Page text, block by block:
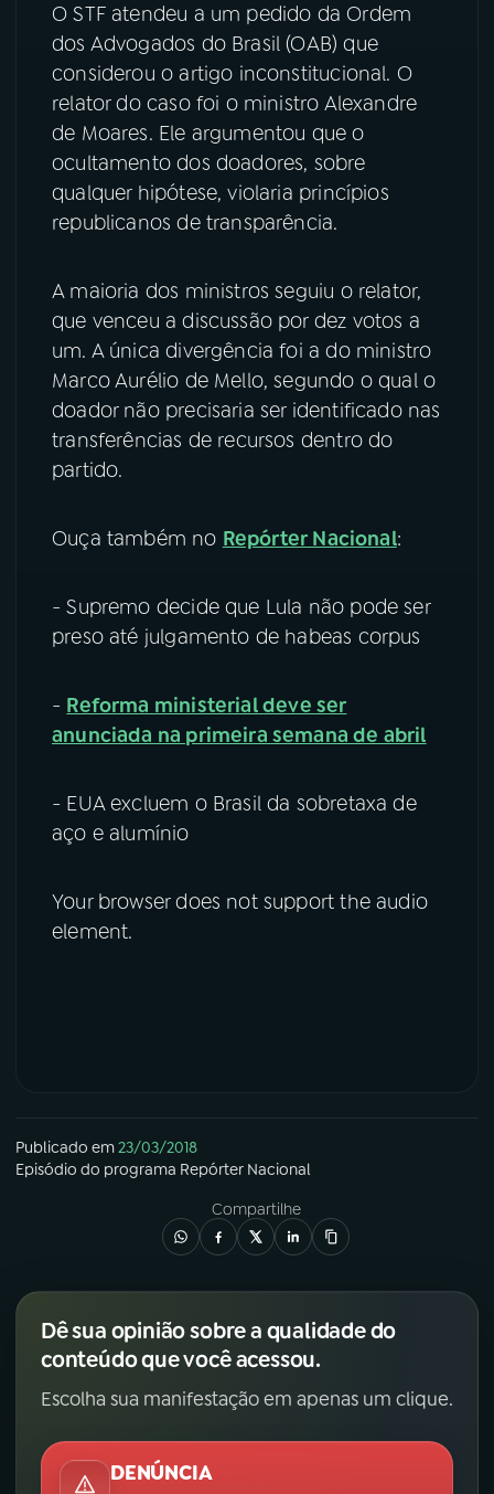
O STF atendeu a um pedido da Ordem
dos Advogados do Brasil (OAB) que
considerou o artigo inconstitucional. O
relator do caso foi o ministro Alexandre
de Moares. Ele argumentou que o
ocultamento dos doadores, sobre
qualquer hipótese, violaria princípios
republicanos de transparência.
A maioria dos ministros seguiu o relator,
que venceu a discussão por dez votos a
um. A única divergência foi a do ministro
Marco Aurélio de Mello, segundo o qual o
doador não precisaria ser identificado nas
transferências de recursos dentro do
partido.
Ouça também no Repórter Nacional:
- Supremo decide que Lula não pode ser
preso até julgamento de habeas corpus
- Reforma ministerial deve ser
anunciada na primeira semana de abril
- EUA excluem o Brasil da sobretaxa de
aço e alumínio
Your browser does not support the audio
element.
Publicado em23/03/2018
Episódio do programa Repórter Nacional
Compartilhe
Dê sua opinião sobre a qualidade do
conteúdo que você acessou.
Escolha sua manifestação em apenas um clique.
DENÚNCIA